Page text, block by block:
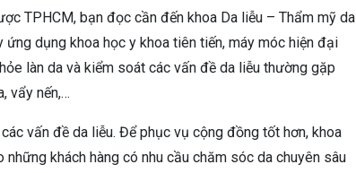
TPHCM, bạn đọc cần đến khoa Da liễu – Thẩm mỹ da
dụng khoa học y khoa tiên tiến, máy móc hiện đại
làn da và kiểm soát các vấn đề da liễu thường gặp
vẩy nến,…
vấn đề da liễu. Để phục vụ cộng đồng tốt hơn, khoa
khách hàng có nhu cầu chăm sóc da chuyên sâu